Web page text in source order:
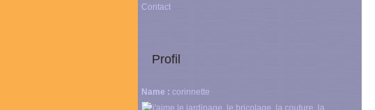
Contact
Profil
Name : corinnette